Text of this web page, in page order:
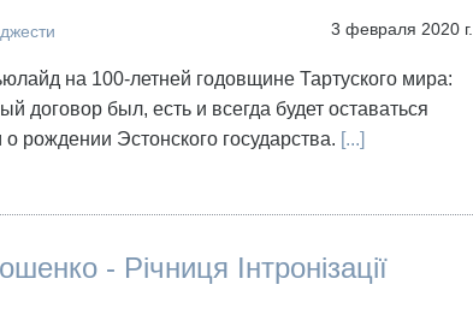
3 февраля 2020 г.
на 100-летней годовщине Тартуского мира:
договор был, есть и всегда будет оставаться
о рождении Эстонского государства. [...]
- Річниця Інтронізації